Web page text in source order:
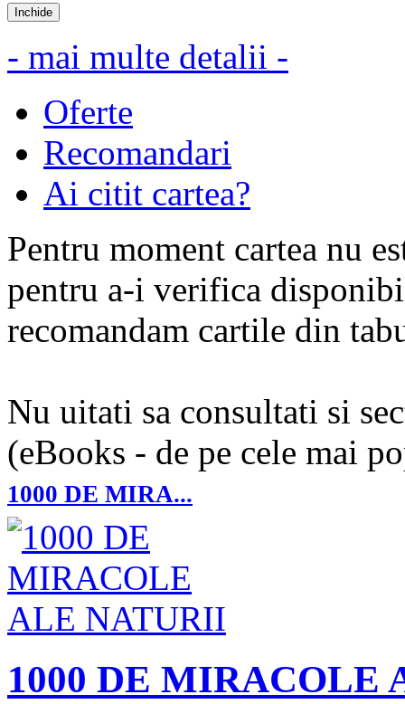
Inchide
- mai multe detalii -
Oferte
Recomandari
Ai citit cartea?
Pentru moment cartea nu
pentru a-i verifica
recomandam cartile din
Nu uitati sa consultati si
(eBooks - de pe cele mai
1000 DE MIRA...
1000 DE MIRACOLE